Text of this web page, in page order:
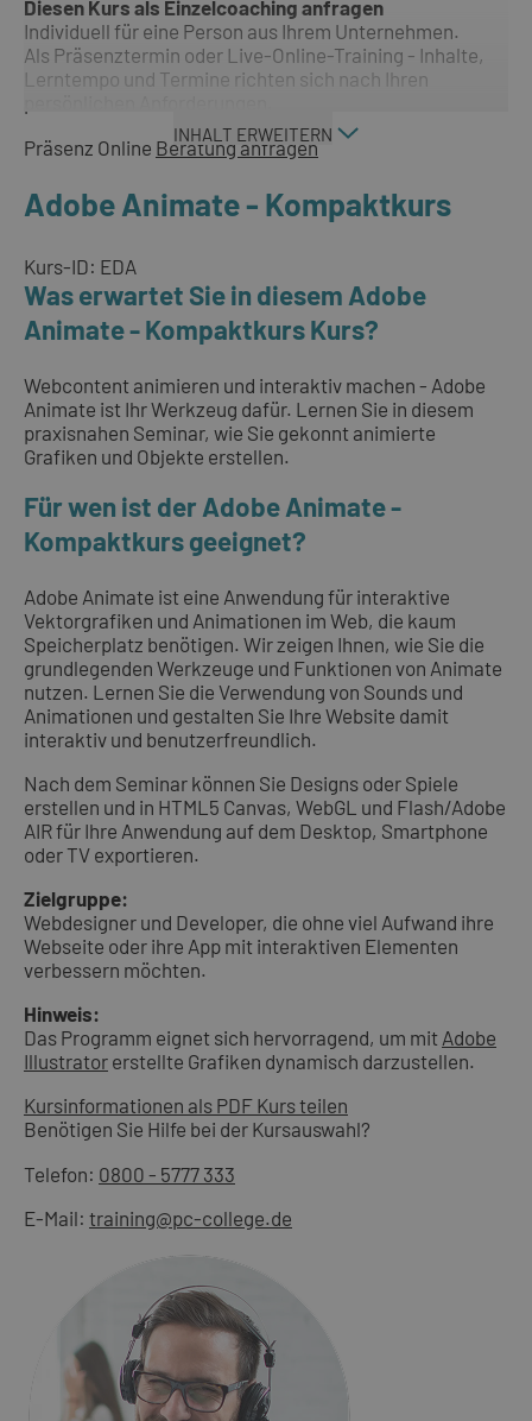
Diesen Kurs als Einzelcoaching anfragen
Individuell für eine Person aus Ihrem Unternehmen.
Als Präsenztermin oder Live-Online-Training - Inhalte,
Lerntempo und Termine richten sich nach Ihren
INHALT ERWEITERN
Präsenz Online Beratung anfragen
Adobe Animate - Kompaktkurs
Kurs-ID: EDA
Was erwartet Sie in diesem Adobe
Animate - Kompaktkurs Kurs?
Webcontent animieren und interaktiv machen - Adobe
Animate ist Ihr Werkzeug dafür. Lernen Sie in diesem
praxisnahen Seminar, wie Sie gekonnt animierte
Grafiken und Objekte erstellen.
Für wen ist der Adobe Animate -
Kompaktkurs geeignet?
Adobe Animate ist eine Anwendung für interaktive
Vektorgrafiken und Animationen im Web, die kaum
Speicherplatz benötigen. Wir zeigen Ihnen, wie Sie die
grundlegenden Werkzeuge und Funktionen von Animate
nutzen. Lernen Sie die Verwendung von Sounds und
Animationen und gestalten Sie Ihre Website damit
interaktiv und benutzerfreundlich.
Nach dem Seminar können Sie Designs oder Spiele
erstellen und in HTML5 Canvas, WebGL und Flash/Adobe
AIR für Ihre Anwendung auf dem Desktop, Smartphone
oder TV exportieren.
Zielgruppe:
Webdesigner und Developer, die ohne viel Aufwand ihre
Webseite oder ihre App mit interaktiven Elementen
verbessern möchten.
Hinweis:
Das Programm eignet sich hervorragend, um mit Adobe
Illustrator erstellte Grafiken dynamisch darzustellen.
Kursinformationen als PDF Kurs teilen
Benötigen Sie Hilfe bei der Kursauswahl?
Telefon: 0800 - 5777 333
E-Mail: training@pc-college.de